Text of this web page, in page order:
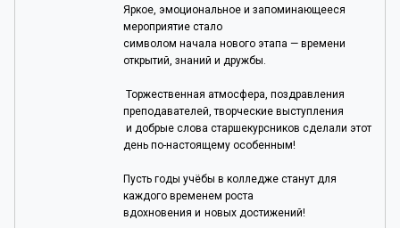
Яркое, эмоциональное и запоминающееся
мероприятие стало
символом начала нового этапа — времени
открытий, знаний и дружбы.
Торжественная атмосфера, поздравления
преподавателей, творческие выступления
и добрые слова старшекурсников сделали этот
день по-настоящему особенным!
Пусть годы учёбы в колледже станут для
каждого временем роста
вдохновения и новых достижений!